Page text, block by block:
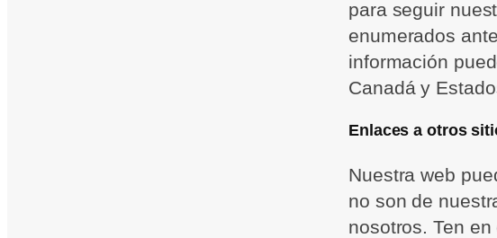
para seguir
enumerados
información
Canadá y
Enlaces a otros
Nuestra web
no son de
nosotros. Ten